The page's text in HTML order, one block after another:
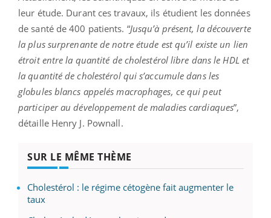
leur étude. Durant ces travaux, ils étudient les données
de santé de 400 patients. “Jusqu’à présent, la découverte
la plus surprenante de notre étude est qu’il existe un lien
étroit entre la quantité de cholestérol libre dans le HDL et
la quantité de cholestérol qui s’accumule dans les
globules blancs appelés macrophages, ce qui peut
participer au développement de maladies cardiaques”,
détaille Henry J. Pownall.
SUR LE MÊME THÈME
Cholestérol : le régime cétogène fait augmenter le
taux